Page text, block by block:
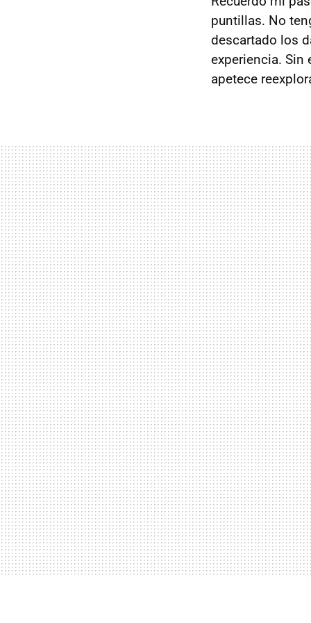
puntillas. No
descartado los
experiencia.
apetece